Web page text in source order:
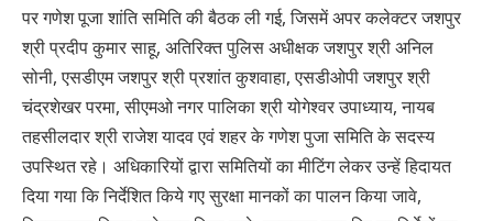
पर गणेश पूजा शांति समिति की बैठक ली गई, जिसमें अपर कलेक्टर जशपुर
श्री प्रदीप कुमार साहू, अतिरिक्त पुलिस अधीक्षक जशपुर श्री अनिल
सोनी, एसडीएम जशपुर श्री प्रशांत कुशवाहा, एसडीओपी जशपुर श्री
चंद्रशेखर परमा, सीएमओ नगर पालिका श्री योगेश्वर उपाध्याय, नायब
तहसीलदार श्री राजेश यादव एवं शहर के गणेश पुजा समिति के सदस्य
उपस्थित रहे। अधिकारियों द्वारा समितियों का मीटिंग लेकर उन्हें हिदायत
दिया गया कि निर्देशित किये गए सुरक्षा मानकों का पालन किया जावे,